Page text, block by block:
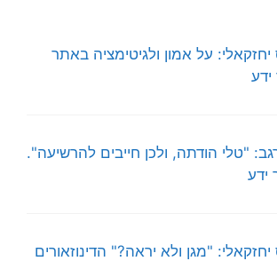
על אמון ולגיטימציה באתר
ידע
"טלי הודתה, ולכן חייבים להרשיעה".
ידע
"מגן ולא יראה?" הדינוזאורים